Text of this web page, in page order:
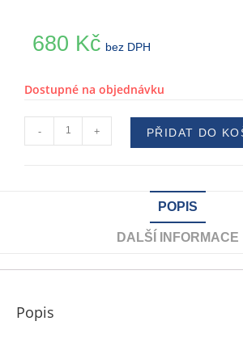
680 Kč bez DPH
Dostupné na objednávku
- + PŘIDAT DO
POPIS
DALŠÍ INFORMACE
Popis